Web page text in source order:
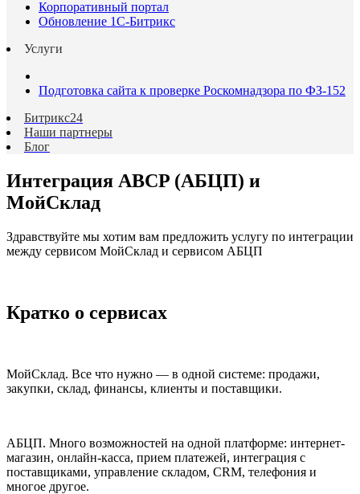
Корпоративный портал
Обновление 1С-Битрикс
Услуги
Подготовка сайта к проверке Роскомнадзора по ФЗ-152
Битрикс24
Наши партнеры
Блог
Интеграция ABCP (АБЦП) и
МойСклад
Здравствуйте мы хотим вам предложить услугу по интеграции
между сервисом МойСклад и сервисом АБЦП
Кратко о сервисах
МойСклад. Все что нужно — в одной системе: продажи,
закупки, склад, финансы, клиенты и поставщики.
АБЦП. Много возможностей на одной платформе: интернет-
магазин, онлайн-касса, прием платежей, интеграция с
поставщиками, управление складом, CRM, телефония и
многое другое.